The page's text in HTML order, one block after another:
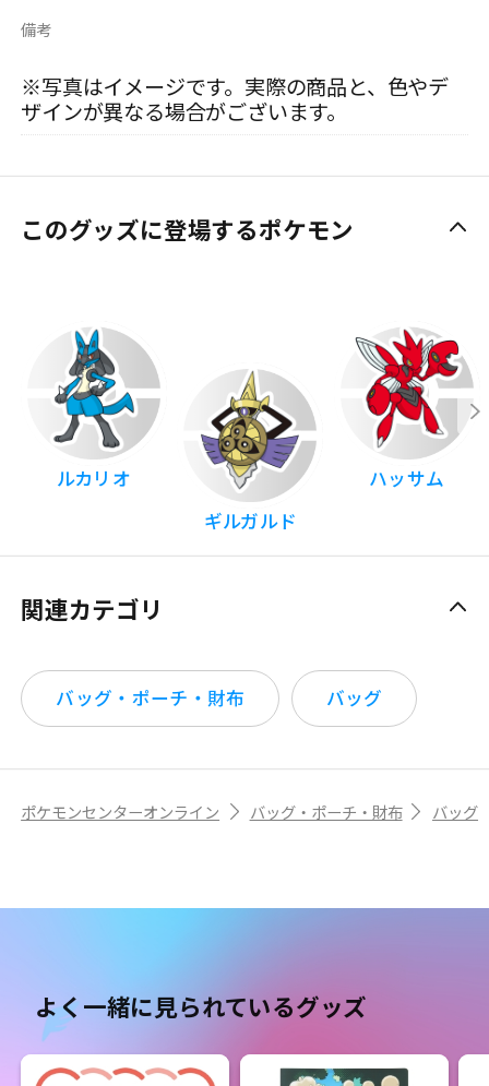
備考
※写真はイメージです。実際の商品と、色やデ
ザインが異なる場合がございます。
このグッズに登場するポケモン
ルカリオ
ギルガルド
ハッサム
関連カテゴリ
バッグ・ポーチ・財布 バッグ
ポケモンセンターオンライン バッグ・ポーチ・財布 バッグ
よく一緒に見られているグッズ